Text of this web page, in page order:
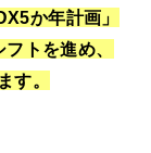
か年計画」
トを進め、
す。